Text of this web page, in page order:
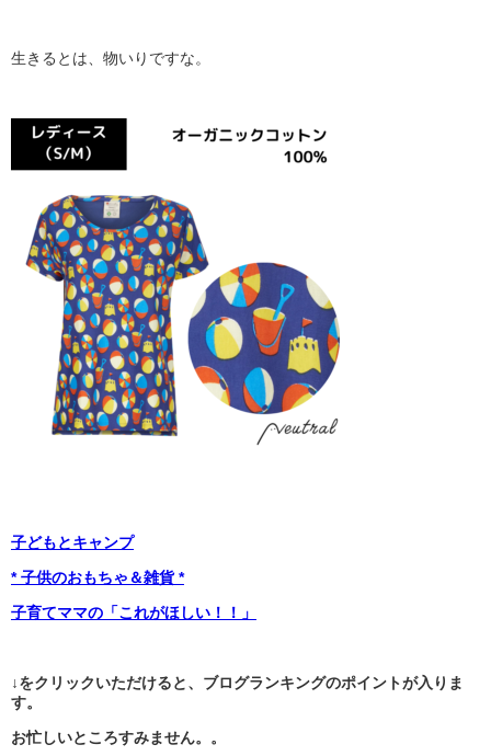
生きるとは、物いりですな。
子どもとキャンプ
* 子供のおもちゃ＆雑貨 *
子育てママの「これがほしい！！」
↓をクリックいただけると、ブログランキングのポイントが入りま
す。
お忙しいところすみません。。